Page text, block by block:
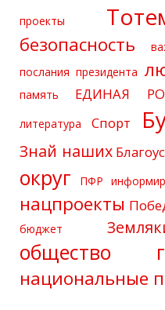
проекты
безопасность
послания президента
память ЕДИНАЯ
литература
Спорт
Знай наших
округ
ПФР
нацпроекты
бюджет
общество
национальные